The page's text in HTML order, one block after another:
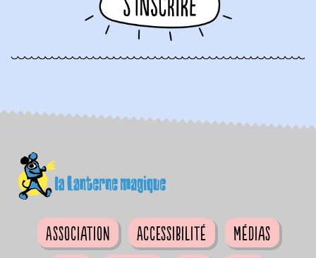
Association Accessibilité
Médias